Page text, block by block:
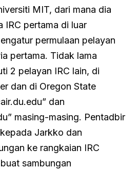
MIT, dari mana dia
IRC pertama di luar
permulaan pelayan
pertama. Tidak lama
2 pelayan IRC lain, di
dan di Oregon State
dan
masing-masing. Pentadbir
Jarkko dan
ke rangkaian IRC
sambungan